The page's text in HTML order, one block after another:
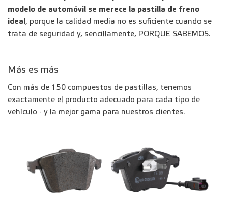
modelo de automóvil se merece la pastilla de freno
ideal , porque la calidad media no es suficiente cuando se
trata de seguridad y, sencillamente, PORQUE SABEMOS.
Más es más
Con más de 150 compuestos de pastillas, tenemos
exactamente el producto adecuado para cada tipo de
vehículo - y la mejor gama para nuestros clientes.